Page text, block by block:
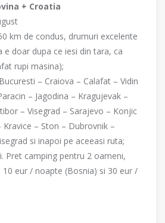
+ Croatia
km de condus, drumuri excelente
e doar dupa ce iesi din tara, ca
rupi masina);
Bucuresti – Craiova – Calafat – Vidin
– Jagodina – Kragujevak –
– Visegrad – Sarajevo – Konjic
– Ston – Dubrovnik –
si inapoi pe aceeasi ruta;
Pret camping pentru 2 oameni,
eur / noapte (Bosnia) si 30 eur /